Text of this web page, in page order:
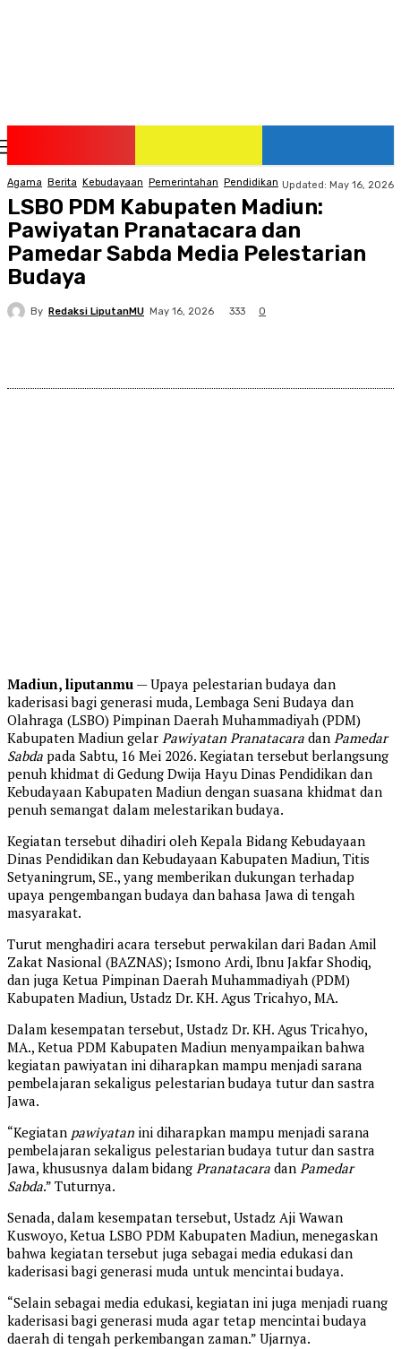
Agama Berita Kebudayaan Pemerintahan Pendidikan Updated: May 16, 2026
LSBO PDM Kabupaten Madiun:
Pawiyatan Pranatacara dan
Pamedar Sabda Media Pelestarian
Budaya
By Redaksi LiputanMU May 16, 2026 333 0
Madiun, liputanmu — Upaya pelestarian budaya dan
kaderisasi bagi generasi muda, Lembaga Seni Budaya dan
Olahraga (LSBO) Pimpinan Daerah Muhammadiyah (PDM)
Kabupaten Madiun gelar Pawiyatan Pranatacara dan Pamedar
Sabda pada Sabtu, 16 Mei 2026. Kegiatan tersebut berlangsung
penuh khidmat di Gedung Dwija Hayu Dinas Pendidikan dan
Kebudayaan Kabupaten Madiun dengan suasana khidmat dan
penuh semangat dalam melestarikan budaya.
Kegiatan tersebut dihadiri oleh Kepala Bidang Kebudayaan
Dinas Pendidikan dan Kebudayaan Kabupaten Madiun, Titis
Setyaningrum, SE., yang memberikan dukungan terhadap
upaya pengembangan budaya dan bahasa Jawa di tengah
masyarakat.
Turut menghadiri acara tersebut perwakilan dari Badan Amil
Zakat Nasional (BAZNAS); Ismono Ardi, Ibnu Jakfar Shodiq,
dan juga Ketua Pimpinan Daerah Muhammadiyah (PDM)
Kabupaten Madiun, Ustadz Dr. KH. Agus Tricahyo, MA.
Dalam kesempatan tersebut, Ustadz Dr. KH. Agus Tricahyo,
MA., Ketua PDM Kabupaten Madiun menyampaikan bahwa
kegiatan pawiyatan ini diharapkan mampu menjadi sarana
pembelajaran sekaligus pelestarian budaya tutur dan sastra
Jawa.
“Kegiatan pawiyatan ini diharapkan mampu menjadi sarana
pembelajaran sekaligus pelestarian budaya tutur dan sastra
Jawa, khususnya dalam bidang Pranatacara dan Pamedar
Sabda.” Tuturnya.
Senada, dalam kesempatan tersebut, Ustadz Aji Wawan
Kuswoyo, Ketua LSBO PDM Kabupaten Madiun, menegaskan
bahwa kegiatan tersebut juga sebagai media edukasi dan
kaderisasi bagi generasi muda untuk mencintai budaya.
“Selain sebagai media edukasi, kegiatan ini juga menjadi ruang
kaderisasi bagi generasi muda agar tetap mencintai budaya
daerah di tengah perkembangan zaman.” Ujarnya.